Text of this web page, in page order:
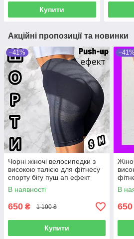
Купити
Акційні пропозиції та новинки
–41%
Чорні жіночі велосипедки з
високою талією для фітнесу
спорту бігу пуш ап ефект
Шорти спортивні жіночі для
тренувань
В наявності
650 ₴ 1 100 ₴
Купити
–41%
В
650